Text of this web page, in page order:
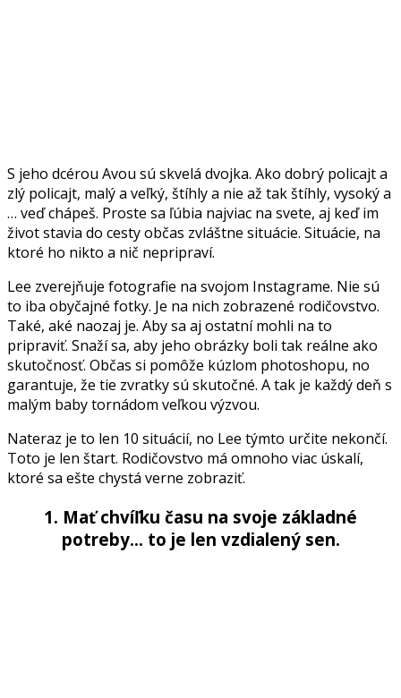
S jeho dcérou Avou sú skvelá dvojka. Ako dobrý policajt a
zlý policajt, malý a veľký, štíhly a nie až tak štíhly, vysoký a
… veď chápeš. Proste sa ľúbia najviac na svete, aj keď im
život stavia do cesty občas zvláštne situácie. Situácie, na
ktoré ho nikto a nič nepripraví.
Lee zverejňuje fotografie na svojom Instagrame. Nie sú
to iba obyčajné fotky. Je na nich zobrazené rodičovstvo.
Také, aké naozaj je. Aby sa aj ostatní mohli na to
pripraviť. Snaží sa, aby jeho obrázky boli tak reálne ako
skutočnosť. Občas si pomôže kúzlom photoshopu, no
garantuje, že tie zvratky sú skutočné. A tak je každý deň s
malým baby tornádom veľkou výzvou.
Nateraz je to len 10 situácií, no Lee týmto určite nekončí.
Toto je len štart. Rodičovstvo má omnoho viac úskalí,
ktoré sa ešte chystá verne zobraziť.
1. Mať chvíľku času na svoje základné
potreby… to je len vzdialený sen.